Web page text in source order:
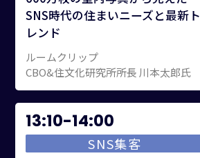
SNS時代の住まいニーズと最新ト
レンド
ルームクリップ
CBO&住文化研究所所⾧ 川本太郎氏
13:10-14:00
SNS集客